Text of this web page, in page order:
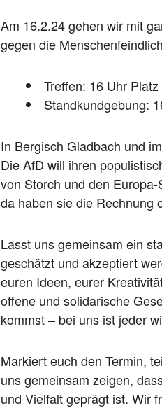
Am 16.2.24 gehen wir mit
gegen die
Treffen: 16 Uhr
Standkundgebung:
In Bergisch Gladbach und
Die AfD will ihren
von Storch und den
da haben sie die Rechnung
Lasst uns gemeinsam ein
geschätzt und akzeptiert
euren Ideen, eurer
offene und solidarische
kommst – bei uns ist jeder
Markiert euch den Termin,
uns gemeinsam zeigen,
und Vielfalt geprägt ist. Wir